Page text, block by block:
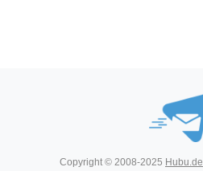
Copyright © 2008-2025 Hubu.de